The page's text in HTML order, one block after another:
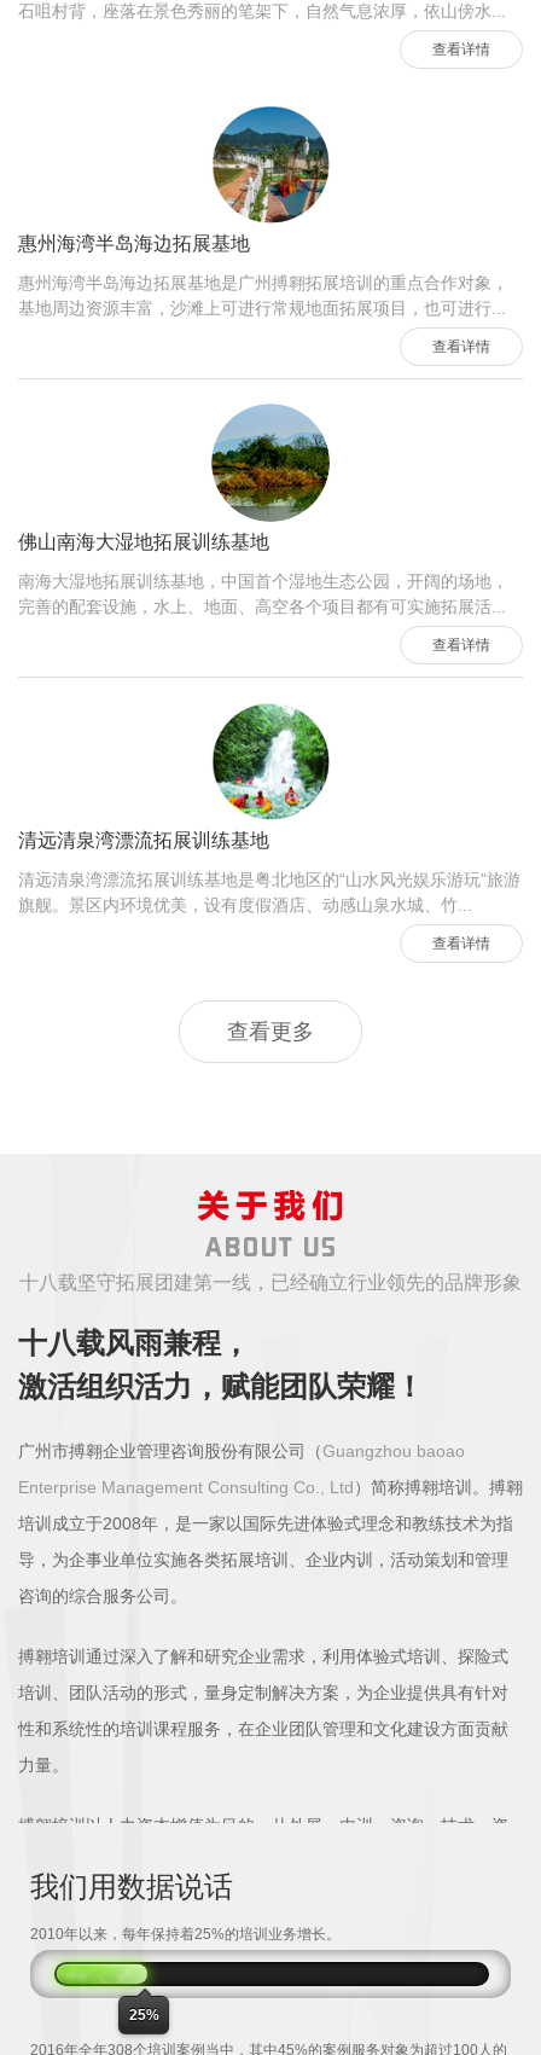
石咀村背，座落在景色秀丽的笔架下，自然气息浓厚，依山傍水...
查看详情
惠州海湾半岛海边拓展基地
惠州海湾半岛海边拓展基地是广州搏翱拓展培训的重点合作对象，
基地周边资源丰富，沙滩上可进行常规地面拓展项目，也可进行...
查看详情
佛山南海大湿地拓展训练基地
南海大湿地拓展训练基地，中国首个湿地生态公园，开阔的场地，
完善的配套设施，水上、地面、高空各个项目都有可实施拓展活...
查看详情
清远清泉湾漂流拓展训练基地
清远清泉湾漂流拓展训练基地是粤北地区的“山水风光娱乐游玩”旅游
旗舰。景区内环境优美，设有度假酒店、动感山泉水城、竹...
查看详情
查看更多
十八载坚守拓展团建第一线，已经确立行业领先的品牌形象
十八载风雨兼程，
激活组织活力，赋能团队荣耀！
广州市搏翱企业管理咨询股份有限公司（Guangzhou baoao
Enterprise Management Consulting Co., Ltd）简称搏翱培训。搏翱
培训成立于2008年，是一家以国际先进体验式理念和教练技术为指
导，为企事业单位实施各类拓展培训、企业内训，活动策划和管理
咨询的综合服务公司。
搏翱培训通过深入了解和研究企业需求，利用体验式培训、探险式
培训、团队活动的形式，量身定制解决方案，为企业提供具有针对
性和系统性的培训课程服务，在企业团队管理和文化建设方面贡献
力量。
搏翱培训以人力资本增值为目的，从外展、内训、咨询、技术、资
方案(HCE)” 。以促进专业服务的创新发展与价值提升，更有效助力
客户实现战略、文化、业务、管理上的发展。
[查看详情]
我们用数据说话
2010年以来，每年保持着25%的培训业务增长。
25%
2016年全年308个培训案例当中，其中45%的案例服务对象为超过100人的